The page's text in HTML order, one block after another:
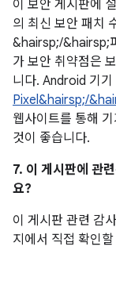
이 보안 게시판에
의 최신 보안 패치
&hairsp;/&hairsp;
가 보안 취약점은
니다. Android 기
Pixel&hairsp;/
웹사이트를 통해
것이 좋습니다.
7. 이 게시판에 관
요?
이 게시판 관련 감
지에서 직접 확인